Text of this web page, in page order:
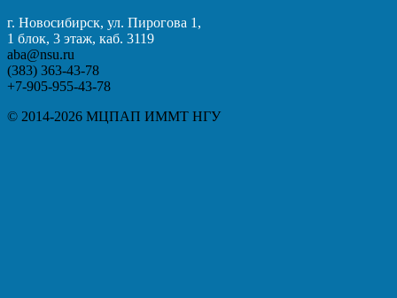
г. Новосибирск, ул. Пирогова 1,
1 блок, 3 этаж, каб. 3119
aba@nsu.ru
(383) 363-43-78
+7-905-955-43-78
© 2014-2026 МЦПАП ИММТ НГУ